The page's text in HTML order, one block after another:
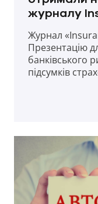
журналу
Журнал
Презентацію
банківського
підсумків
ризикових